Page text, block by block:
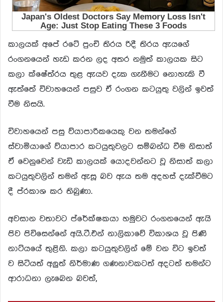
කාලයක් අපේ රටේ පුංචි තිරය රිදී තිරය ඇයගේ
රංගනයෙන් හැඩ කරන ලද අතර නමුත් කාලයක සිට
කලා ක්ෂේත්රය තුළ ඇයව දැක ගැනීමට නොහැකි වී
ඇත්තේ විවාහයෙන් පසුව ඒ රංගන කටයුතු වලින් ඉවත්
වීම නිසයි.
විවාහයෙන් පසු ව්යාපාරිකයෙකු වන තමන්ගේ
ස්වාමියාගේ ව්යාපාර කටයුතුවලට සම්බන්ධ වීම නිසාත්
ඒ වෙනුවෙන් වැඩි කාලයක් යොදවන්නට වූ නිසාත් කලා
කටයුතුවලින් තමන් ඇසූ බව ඇය තම අදහස් දැක්වීමට
දී ප්රකාශ කර තිබුණා.
අවසාන වතාවට ප්රේක්ෂකයා හමුවට රංගනයෙන් ඇයි
පිව පිවිසෙන්නේ අයි.ටී.එන් නාලිකාවේ විකාශය වූ පිණි
නාට්යයේ තුළිනි. කලා කටයුතුවලින් මේ වන විට ඉවත්
ව සිටියත් අලුත් නිර්මාණ ගණනාවකටත් අදටත් තමන්ට
ආරාධනා ලැබෙන බවත්,